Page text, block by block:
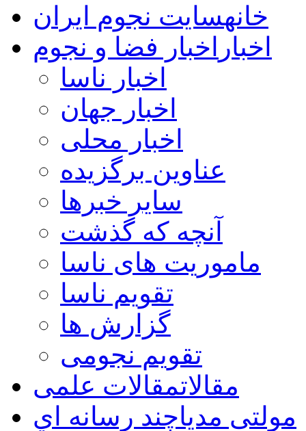
خانهسایت نجوم ایران
اخبار اخبار فضا و نجوم
اخبار ناسا
اخبار جهان
اخبار محلی
عناوین برگزیده
سایر خبرها
آنچه که گذشت
ماموریت های ناسا
تقویم ناسا
گزارش ها
تقویم نجومی
مقالاتمقالات علمی
مولتی مدیاچند رسانه اي